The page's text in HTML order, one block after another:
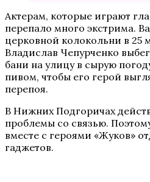
Актерам, которые играют
перепало много экстрима.
церковной колокольни в 25
Владислав Чепурченко
бани на улицу в сырую
пивом, чтобы его герой
перепоя.
В Нижних Подгоричах
проблемы со связью.
вместе с героями «Жуков»
гаджетов.